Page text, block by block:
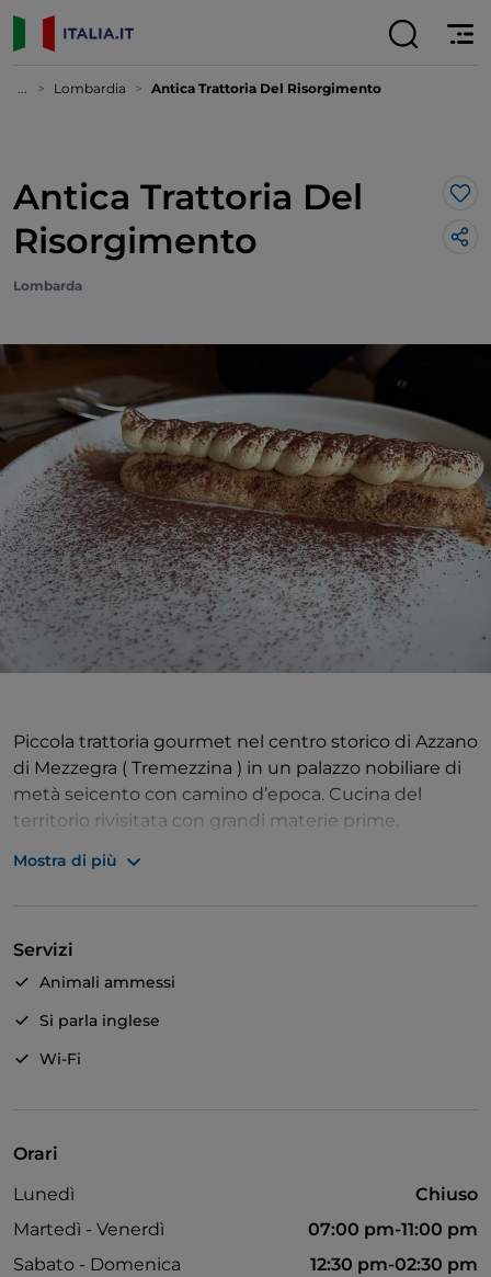
... Lombardia Antica Trattoria Del Risorgimento
Antica Trattoria Del
Risorgimento
Lombarda
Piccola trattoria gourmet nel centro storico di Azzano
di Mezzegra ( Tremezzina ) in un palazzo nobiliare di
metà seicento con camino d’epoca. Cucina del
territorio rivisitata con grandi materie prime.
valtellinesi.
Mostra di più
Servizi
Animali ammessi
Si parla inglese
Wi-Fi
Orari
Lunedì
Chiuso
Martedì - Venerdì
07:00 pm-11:00 pm
Sabato - Domenica
12:30 pm-02:30 pm